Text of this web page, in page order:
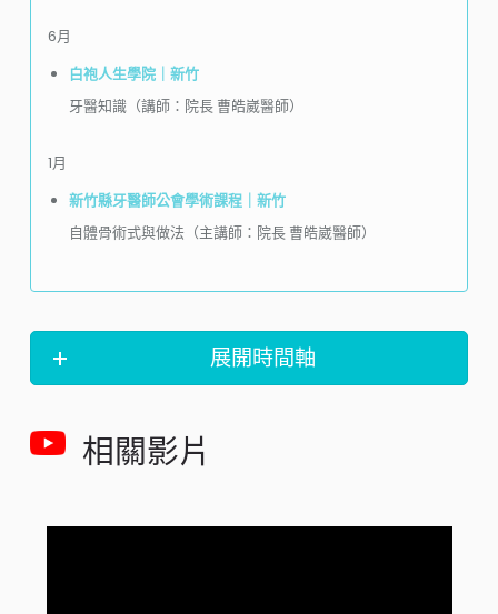
6月
白袍人生學院｜新竹
牙醫知識（講師：院長 曹皓崴醫師）
1月
新竹縣牙醫師公會學術課程｜新竹
自體骨術式與做法（主講師：院長 曹皓崴醫師）
展開時間軸
相關影片